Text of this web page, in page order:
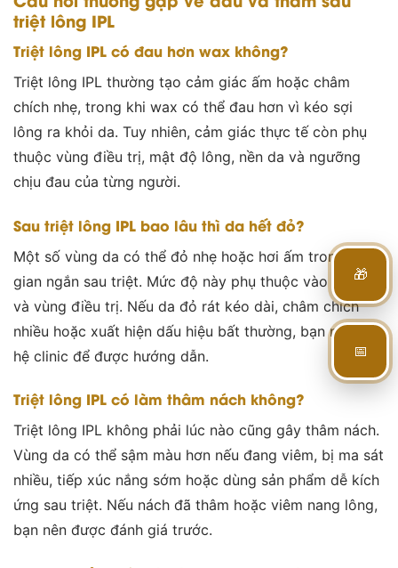
triệt lông IPL
Triệt lông IPL có đau hơn wax không?
Triệt lông IPL thường tạo cảm giác ấm hoặc châm
chích nhẹ, trong khi wax có thể đau hơn vì kéo sợi
lông ra khỏi da. Tuy nhiên, cảm giác thực tế còn phụ
thuộc vùng điều trị, mật độ lông, nền da và ngưỡng
chịu đau của từng người.
Sau triệt lông IPL bao lâu thì da hết đỏ?
Một số vùng da có thể đỏ nhẹ hoặc hơi ấm trong thời
gian ngắn sau triệt. Mức độ này phụ thuộc vào nền da
và vùng điều trị. Nếu da đỏ rát kéo dài, châm chích
nhiều hoặc xuất hiện dấu hiệu bất thường, bạn nên liên
hệ clinic để được hướng dẫn.
Triệt lông IPL có làm thâm nách không?
Triệt lông IPL không phải lúc nào cũng gây thâm nách.
Vùng da có thể sậm màu hơn nếu đang viêm, bị ma sát
nhiều, tiếp xúc nắng sớm hoặc dùng sản phẩm dễ kích
ứng sau triệt. Nếu nách đã thâm hoặc viêm nang lông,
bạn nên được đánh giá trước.
🎁
📅